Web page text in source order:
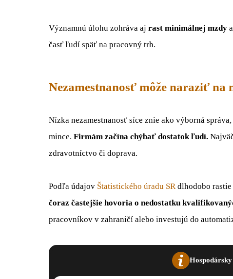
Významnú úlohu zohráva aj rast minimálnej mzdy
časť ľudí späť na pracovný trh.
Nezamestnanosť môže naraziť na
Nízka nezamestnanosť síce znie ako výborná
mince. Firmám začína chýbať dostatok ľudí.
zdravotníctvo či doprava.
Podľa údajov Štatistického úradu SRdlhodobo rastie
čoraz častejšie hovoria o nedostatku
pracovníkov v zahraničí alebo investujú do